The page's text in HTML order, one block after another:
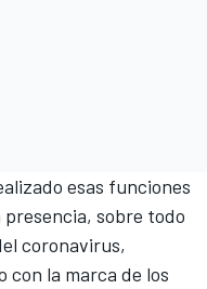
esas funciones
sobre todo
coronavirus,
la marca de los